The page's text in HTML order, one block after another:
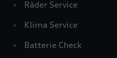
›
Räder Service
›
Klima Service
›
Batterie Check